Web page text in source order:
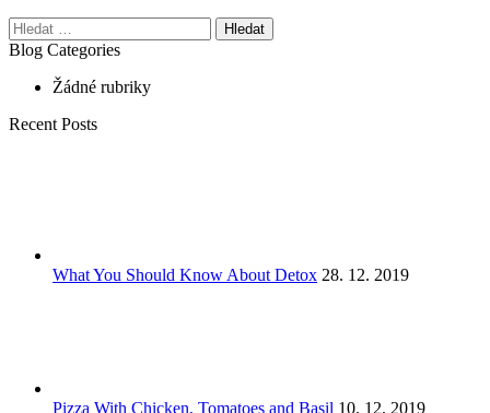
Vyhledávání
Blog Categories
Žádné rubriky
Recent Posts
What You Should Know About Detox 28. 12. 2019
Pizza With Chicken, Tomatoes and Basil 10. 12. 2019